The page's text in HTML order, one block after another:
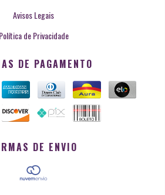
Avisos Legais
Política de Privacidade
DE PAGAMENTO
DE ENVIO